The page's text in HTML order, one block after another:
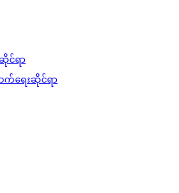
ဆိုင်ရာ
ရေးဆိုင်ရာ